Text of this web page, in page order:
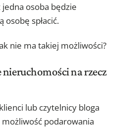
jedna osoba będzie
osobę spłacić.
nie ma takiej możliwości?
nieruchomości na rzecz
lub czytelnicy bloga
podarowania